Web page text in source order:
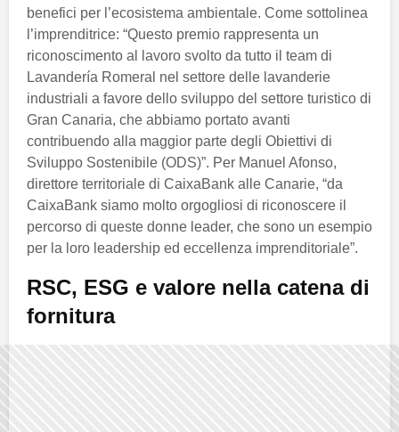
benefici per l’ecosistema ambientale. Come sottolinea
l’imprenditrice: “Questo premio rappresenta un
riconoscimento al lavoro svolto da tutto il team di
Lavandería Romeral nel settore delle lavanderie
industriali a favore dello sviluppo del settore turistico di
Gran Canaria, che abbiamo portato avanti
contribuendo alla maggior parte degli Obiettivi di
Sviluppo Sostenibile (ODS)”. Per Manuel Afonso,
direttore territoriale di CaixaBank alle Canarie, “da
CaixaBank siamo molto orgogliosi di riconoscere il
percorso di queste donne leader, che sono un esempio
per la loro leadership ed eccellenza imprenditoriale”.
RSC, ESG e valore nella catena di
fornitura